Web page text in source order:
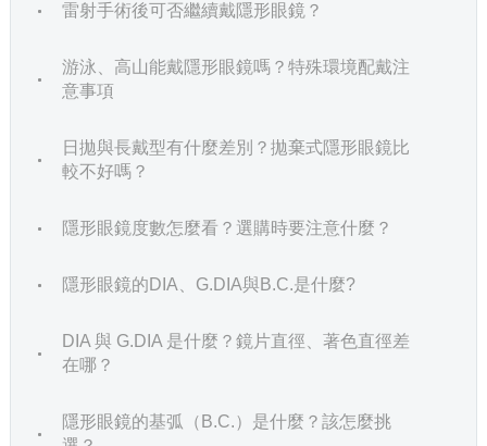
雷射手術後可否繼續戴隱形眼鏡？
游泳、高山能戴隱形眼鏡嗎？特殊環境配戴注
意事項
日拋與長戴型有什麼差別？拋棄式隱形眼鏡比
較不好嗎？
隱形眼鏡度數怎麼看？選購時要注意什麼？
隱形眼鏡的DIA、G.DIA與B.C.是什麼?
DIA 與 G.DIA 是什麼？鏡片直徑、著色直徑差
在哪？
隱形眼鏡的基弧（B.C.）是什麼？該怎麼挑